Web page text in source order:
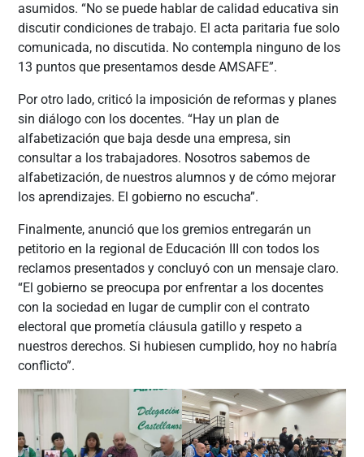
asumidos. “No se puede hablar de calidad educativa sin
discutir condiciones de trabajo. El acta paritaria fue solo
comunicada, no discutida. No contempla ninguno de los
13 puntos que presentamos desde AMSAFE”.
Por otro lado, criticó la imposición de reformas y planes
sin diálogo con los docentes. “Hay un plan de
alfabetización que baja desde una empresa, sin
consultar a los trabajadores. Nosotros sabemos de
alfabetización, de nuestros alumnos y de cómo mejorar
los aprendizajes. El gobierno no escucha”.
Finalmente, anunció que los gremios entregarán un
petitorio en la regional de Educación III con todos los
reclamos presentados y concluyó con un mensaje claro.
“El gobierno se preocupa por enfrentar a los docentes
con la sociedad en lugar de cumplir con el contrato
electoral que prometía cláusula gatillo y respeto a
nuestros derechos. Si hubiesen cumplido, hoy no habría
conflicto”.